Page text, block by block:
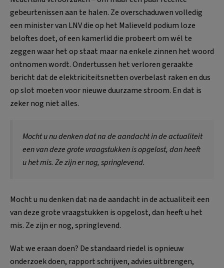
gebeurtenissen aan te halen. Ze overschaduwen volledig
een minister van LNV die op het Malieveld podium loze
beloftes doet, of een kamerlid die probeert om wél te
zeggen waar het op staat maar na enkele zinnen het woord
ontnomen wordt. Ondertussen het verloren geraakte
bericht dat de elektriciteitsnetten overbelast raken en dus
op slot moeten voor nieuwe duurzame stroom. En dat is
zeker nog niet alles.
Mocht u nu denken dat na de aandacht in de actualiteit
een van deze grote vraagstukken is opgelost, dan heeft
u het mis. Ze zijn er nog, springlevend.
Mocht u nu denken dat na de aandacht in de actualiteit een
van deze grote vraagstukken is opgelost, dan heeft u het
mis. Ze zijn er nog, springlevend.
Wat we eraan doen? De standaard riedel is opnieuw
onderzoek doen, rapport schrijven, advies uitbrengen,